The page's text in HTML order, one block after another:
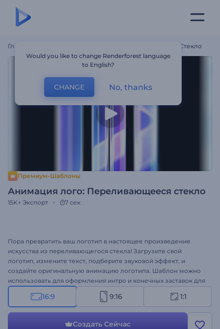
Главная Анимация Лого: Переливающееся Стекло
Премиум-Шаблоны
Анимация лого: Переливающееся стекло
15K+ Экспорт 7 сек
Пора превратить ваш логотип в настоящее произведение
искусства из переливающегося стекла! Загрузите свой
логотип, измените текст, подберите звуковой эффект, и
создайте оригинальную анимацию логотипа. Шаблон можно
использовать для оформления интро и конечных заставок для
YouTube, рекламных заставок и промороликов. Оформите
свою анимацию!
16:9 9:16 1:1
Создать Сейчас
Would you like to change Renderforest language
to English?
CHANGE No, thanks